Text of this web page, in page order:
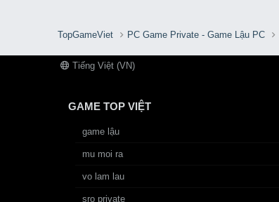
TopGameViet PC Game Private - Game Lậu PC
Tiếng Việt (VN)
GAME TOP VIỆT
game lậu
mu moi ra
vo lam lau
sro private